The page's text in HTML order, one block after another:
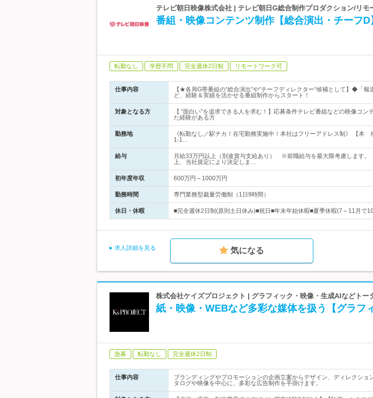
テレビ朝日映像株式会社 | テレビ朝日G総合制作プロダクション/リモ
番組・映像コンテンツ制作【総合演出・チーフ
転勤なし 学歴不問 完全週休2日制 リモートワーク可
仕事内容
【★各局G帯番組の“総合演出“や“チーフディレクター“候補として】◆「報
ど、経験＆実績を活かせる番組制作からスタート！
対象となる方
【 “面白い”を追求できる人を求む！】応募条件テレビ番組などの映像コン
た経験がある方
勤務地
《転勤なし／駅チカ！在宅勤務実施中！本社はフリーアドレス制》 【本
1-1…
給与
月給33万円以上（別途賞与支給あり） ※前職給与を最大限考慮します
上、当社規定により決定しま…
初年度年収 600万円～1000万円
勤務時間 専門業務型裁量労働制（1日9時間）
休日・休暇 ■完全週休2日制(原則土日休み)■祝日■年末年始休暇■夏季休暇(7～11月で
求人詳細を見る 気になる
株式会社ケイズプロジェクト | グラフィック・映像・生成AIなどトー
紙・映像・WEBなど多彩な媒体を扱う【グラフ
急募 転勤なし 完全週休2日制
仕事内容
ブランディングやプロモーションの企画立案からデザイン、ディレクショ
タログや映像を中心に、多彩な広告制作を手掛けます。